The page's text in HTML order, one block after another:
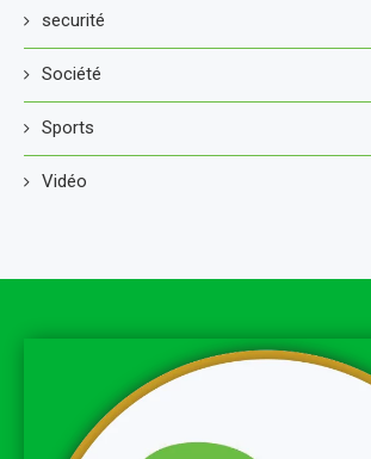
securité
Société
Sports
Vidéo